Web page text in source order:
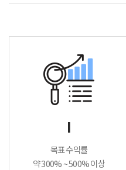
I
목표 수익률
약 300% ~ 500% 이상